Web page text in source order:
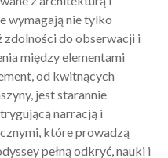
wymagają nie tylko
zdolności do obserwacji i
między elementami
od kwitnących
jest starannie
narracją i
które prowadzą
pełną odkryć, nauki i